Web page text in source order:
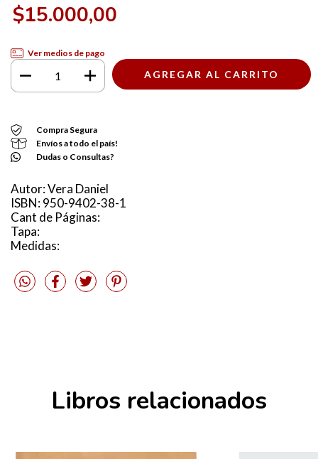
$15.000,00
Ver medios de pago
Compra Segura
Envíos a todo el país!
Dudas o Consultas?
Autor: Vera Daniel
ISBN: 950-9402-38-1
Cant de Páginas:
Tapa:
Medidas:
Libros relacionados